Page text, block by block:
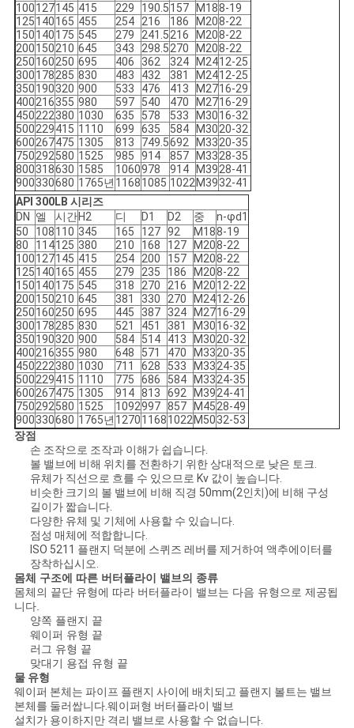
100127145 415 229 190.5157 M188-19
125140165 455 254 216 186 M208-22
150140175 545 279 241.5216 M208-22
200150210 645 343 298.5270 M208-22
250160250 695 406 362 324 M2412-25
300178285 830 483 432 381 M2412-25
350190320 900 533 476 413 M2716-29
400216355 980 597 540 470 M2716-29
450222380 1030 635 578 533 M3016-32
500229415 1110 699 635 584 M3020-32
600267475 1305 813 749.5692 M3320-35
750292580 1525 985 914 857 M3328-35
800318630 1585 1060978 914 M3928-41
900330680 1765년 11681085 1022M3932-41
API 300LB 시리즈
DN
엘 시간H2 디 D1 D2 중
n-φd1
50
108110 345 165 127 92 M188-19
80
114125 380 210 168 127 M208-22
100127145 415 254 200 157 M208-22
125140165 455 279 235 186 M208-22
150140175 545 318 270 216 M2012-22
200150210 645 381 330 270 M2412-26
250160250 695 445 387 324 M2716-29
300178285 830 521 451 381 M3016-32
350190320 900 584 514 413 M3020-32
400216355 980 648 571 470 M3320-35
450222380 1030 711 628 533 M3324-35
500229415 1110 775 686 584 M3324-35
600267475 1305 914 813 692 M3924-41
750292580 1525 1092997 857 M4528-49
900330680 1765년 127011681022M5032-53
장점
손 조작으로 조작과 이해가 쉽습니다.
볼 밸브에 비해 위치를 전환하기 위한 상대적으로 낮은 토크.
유체가 직선으로 흐를 수 있으므로 Kv 값이 높습니다.
비슷한 크기의 볼 밸브에 비해 직경 50mm(2인치)에 비해 구성
길이가 짧습니다.
다양한 유체 및 기체에 사용할 수 있습니다.
점성 매체에 적합합니다.
ISO 5211 플랜지 덕분에 스퀴즈 레버를 제거하여 액추에이터를
장착하십시오.
몸체 구조에 따른 버터플라이 밸브의 종류
몸체의 끝단 유형에 따라 버터플라이 밸브는 다음 유형으로 제공됩
니다.
양쪽 플랜지 끝
웨이퍼 유형 끝
러그 유형 끝
맞대기 용접 유형 끝
물 유형
웨이퍼 본체는 파이프 플랜지 사이에 배치되고 플랜지 볼트는 밸브
본체를 둘러쌉니다.웨이퍼형 버터플라이 밸브
설치가 용이하지만 격리 밸브로 사용할 수 없습니다.